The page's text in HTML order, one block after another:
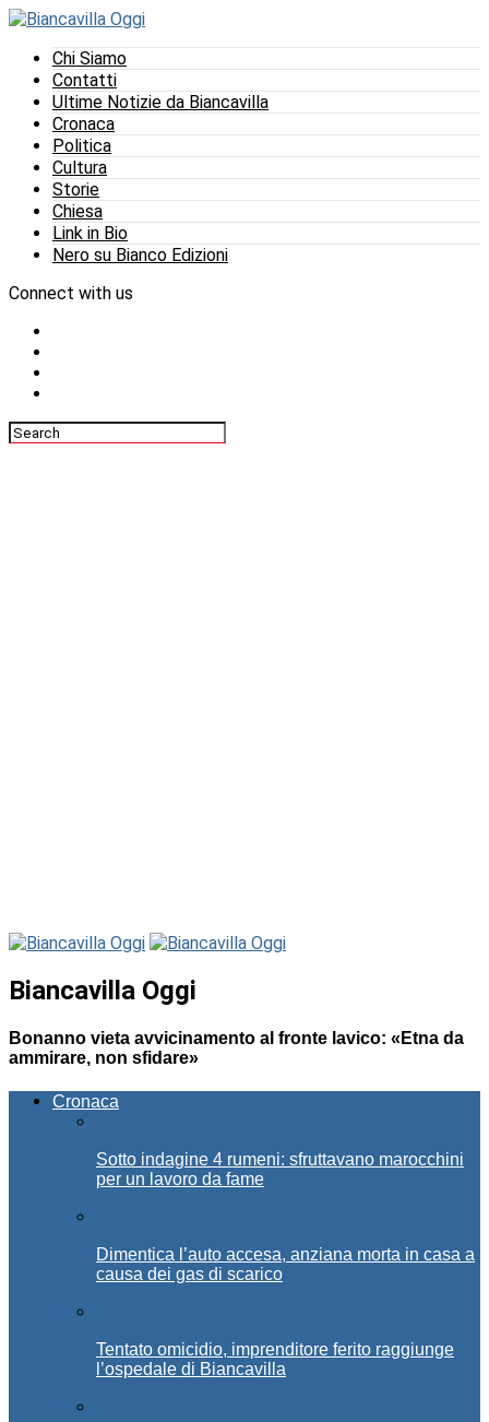
Chi Siamo
Contatti
Ultime Notizie da Biancavilla
Cronaca
Politica
Cultura
Storie
Chiesa
Link in Bio
Nero su Bianco Edizioni
Connect with us
Biancavilla Oggi
Bonanno vieta avvicinamento al fronte lavico: «Etna da
ammirare, non sfidare»
Cronaca
Sotto indagine 4 rumeni: sfruttavano marocchini
per un lavoro da fame
Dimentica l’auto accesa, anziana morta in casa a
causa dei gas di scarico
Tentato omicidio, imprenditore ferito raggiunge
l’ospedale di Biancavilla